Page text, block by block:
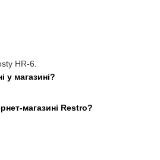
HR-6
у магазині?
магазині Restro?